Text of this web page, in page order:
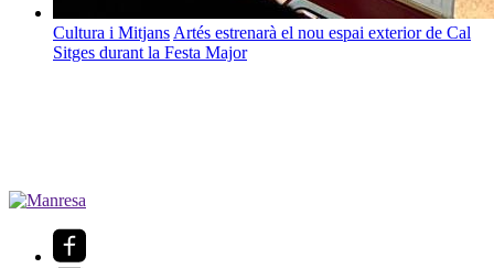
Cultura i MitjansArtés estrenarà el nou espai exterior de Cal
Sitges durant la Festa Major